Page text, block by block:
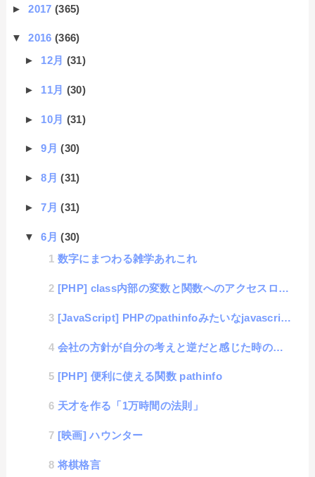
►2017(365)
▼2016(366)
► 12月 (31)
► 11月 (30)
► 10月 (31)
►9月(30)
►8月(31)
►7月(31)
▼6月(30)
数字にまつわる雑学あれこれ
[PHP] class内部の変数と関数へのアクセスロジック
[JavaScript] PHPのpathinfoみたいなjavascript関数
会社の方針が自分の考えと逆だと感じた時の考え方
[PHP] 便利に使える関数 pathinfo
天才を作る「1万時間の法則」
[映画] ハウンター
将棋格言